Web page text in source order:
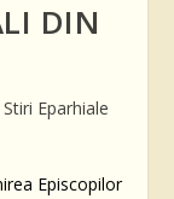
DIN
Stiri Eparhiale